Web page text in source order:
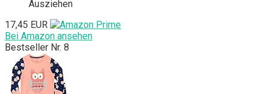
Ausziehen
17,45 EUR
Bei Amazon ansehen
Bestseller Nr. 8